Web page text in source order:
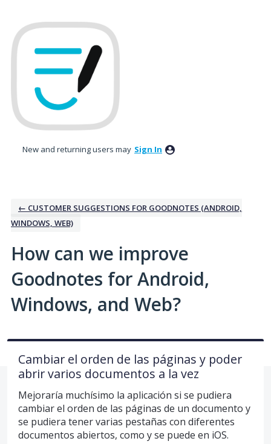
to
content
New and returning users may Sign In
← CUSTOMER SUGGESTIONS FOR GOODNOTES (ANDROID,
WINDOWS, WEB)
How can we improve
Goodnotes for Android,
Windows, and Web?
Cambiar el orden de las páginas y poder
abrir varios documentos a la vez
Mejoraría muchísimo la aplicación si se pudiera
cambiar el orden de las páginas de un documento y
se pudiera tener varias pestañas con diferentes
documentos abiertos, como y se puede en iOS.